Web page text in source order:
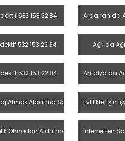
532 153 22 84 Ardahan da
532 153 22 84 Ağrı da
532 153 22 84 Antalya da
Atmak Aldatma Sayılır Mı?Evlilikte Eşin
Olmadan Aldatma Olur Mu?İnternetten